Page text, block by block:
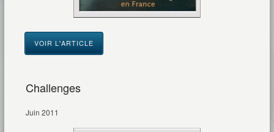
VOIR L'ARTICLE
Challenges
Juin 2011